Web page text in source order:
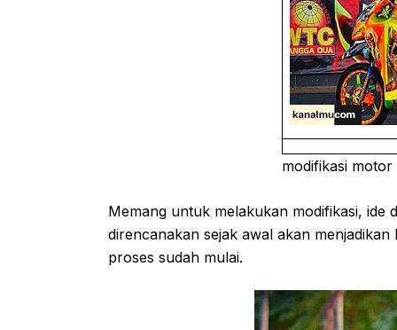
modifikasi motor
Memang untuk melakukan modifikasi, ide
direncanakan sejak awal akan
proses sudah mulai.